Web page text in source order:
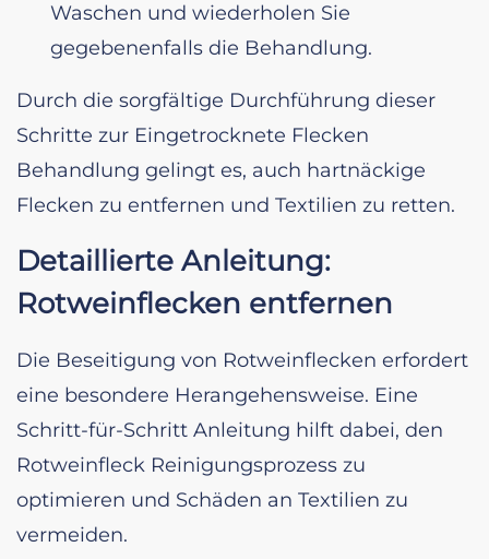
Waschen und wiederholen Sie
gegebenenfalls die Behandlung.
Durch die sorgfältige Durchführung dieser
Schritte zur Eingetrocknete Flecken
Behandlung gelingt es, auch hartnäckige
Flecken zu entfernen und Textilien zu retten.
Detaillierte Anleitung:
Rotweinflecken entfernen
Die Beseitigung von Rotweinflecken erfordert
eine besondere Herangehensweise. Eine
Schritt-für-Schritt Anleitung hilft dabei, den
Rotweinfleck Reinigungsprozess zu
optimieren und Schäden an Textilien zu
vermeiden.